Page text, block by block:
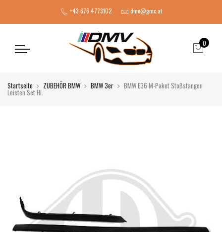
+43 676 4773102 dmv@gmx.at
0
Startseite ZUBEHÖR BMW BMW 3er BMW E36 M-Paket Stoßstangen
Leisten Set Hi.